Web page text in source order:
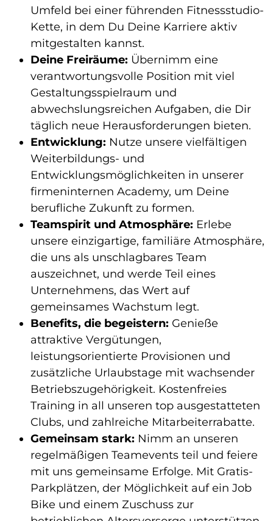
Umfeld bei einer führenden Fitnessstudio-
Kette, in dem Du Deine Karriere aktiv
mitgestalten kannst.
Deine Freiräume: Übernimm eine
verantwortungsvolle Position mit viel
Gestaltungsspielraum und
abwechslungsreichen Aufgaben, die Dir
täglich neue Herausforderungen bieten.
Entwicklung: Nutze unsere vielfältigen
Weiterbildungs- und
Entwicklungsmöglichkeiten in unserer
firmeninternen Academy, um Deine
berufliche Zukunft zu formen.
Teamspirit und Atmosphäre: Erlebe
unsere einzigartige, familiäre Atmosphäre,
die uns als unschlagbares Team
auszeichnet, und werde Teil eines
Unternehmens, das Wert auf
gemeinsames Wachstum legt.
Benefits, die begeistern: Genieße
attraktive Vergütungen,
leistungsorientierte Provisionen und
zusätzliche Urlaubstage mit wachsender
Betriebszugehörigkeit. Kostenfreies
Training in all unseren top ausgestatteten
Clubs, und zahlreiche Mitarbeiterrabatte.
Gemeinsam stark: Nimm an unseren
regelmäßigen Teamevents teil und feiere
mit uns gemeinsame Erfolge. Mit Gratis-
Parkplätzen, der Möglichkeit auf ein Job
Bike und einem Zuschuss zur